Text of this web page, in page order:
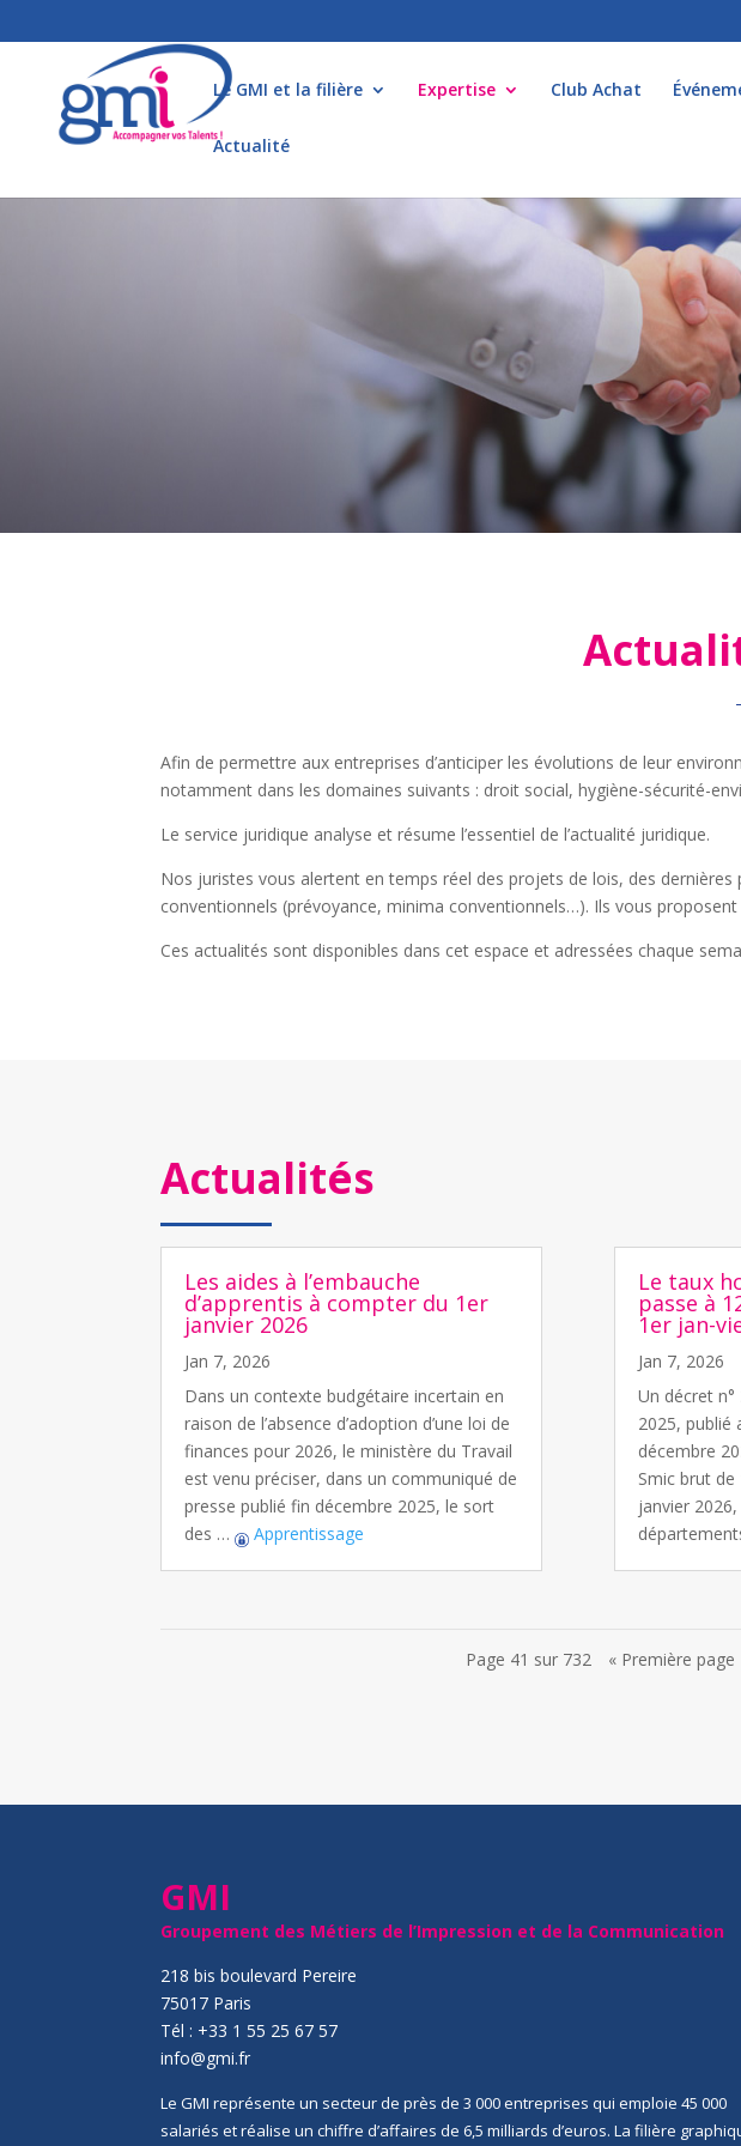
Le GMI et la filière Expertise Club Achat
Actualité
Afin de permettre aux entreprises d’anticiper les évolutions de leur
notamment dans les domaines suivants : droit social, hygiène-sécurité-
Le service juridique analyse et résume l’essentiel de l’actualité juridique.
Nos juristes vous alertent en temps réel des projets de lois, des
conventionnels (prévoyance, minima conventionnels…). Ils vous
Ces actualités sont disponibles dans cet espace et adressées chaque
Actualités
Les aides à l’embauche
d’apprentis à compter du 1er
janvier 2026
Jan 7, 2026
Dans un contexte budgétaire incertain en
raison de l’absence d’adoption d’une loi de
finances pour 2026, le ministère du Travail
est venu préciser, dans un communiqué de
presse publié fin décembre 2025, le sort
des …
Apprentissage
Le taux
passe à
1er jan-
Jan 7, 2026
Un décret
2025, publié
décembre
Smic brut
janvier
Page 41 sur 732 « Première page
GMI
Groupement des Métiers de l’Impression et de la Communication
218 bis boulevard Pereire
75017 Paris
Tél : +33 1 55 25 67 57
info@gmi.fr
Le GMI représente un secteur de près de 3 000 entreprises qui emploie 45 000
salariés et réalise un chiffre d’affaires de 6,5 milliards d’euros. La filière